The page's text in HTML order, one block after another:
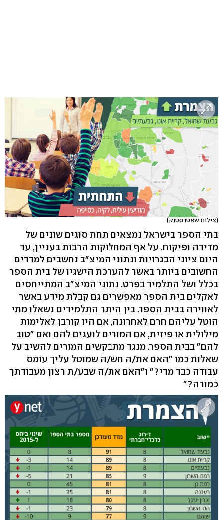
(צילום:שאטרסטוק)
בתי הספר בישראל נמצאים תחת סוגים שונים של
מדידה ופיקוח. על אף המחלוקות הרבות בעניין, עד
היום ציוני הבגרויות ונתוני המיצ"ב נחשבים למדדים
החשובים ביותר באשר להערכת הישגיו של בית הספר
בכלל ושל התלמיד בפרט. נתוני המיצ"ב המתייחסים
לאקלים בית הספר מאפשרים גם קבלת מידע באשר
לאווירה בבית הספר. בין היתר התלמידים נשאלו מתי
הוטל עליהם חרם לאחרונה, אם היו קורבן לאלימות
מילולית או פיזית, אם המורים לועגים להם ואם "טוב
להם" בבית הספר. מנגד מתבקשים המורים להשיב על
שאלות כמו "האם את/ה חש/ה שמוטל עליך עומס
עבודה כבד מדי?" ו"האם את/ה שבע/ת רצון מעבודתך
כמורה?"